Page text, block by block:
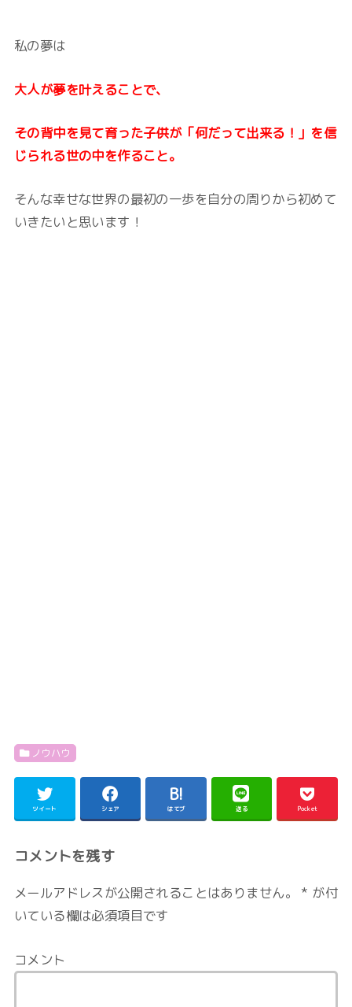
私の夢は
大人が夢を叶えることで、
その背中を見て育った子供が「何だって出来る！」を信
じられる世の中を作ること。
そんな幸せな世界の最初の一歩を自分の周りから初めて
いきたいと思います！
ノウハウ
ツイート シェア はてブ 送る Pocket
コメントを残す
メールアドレスが公開されることはありません。 * が付
いている欄は必須項目です
コメント